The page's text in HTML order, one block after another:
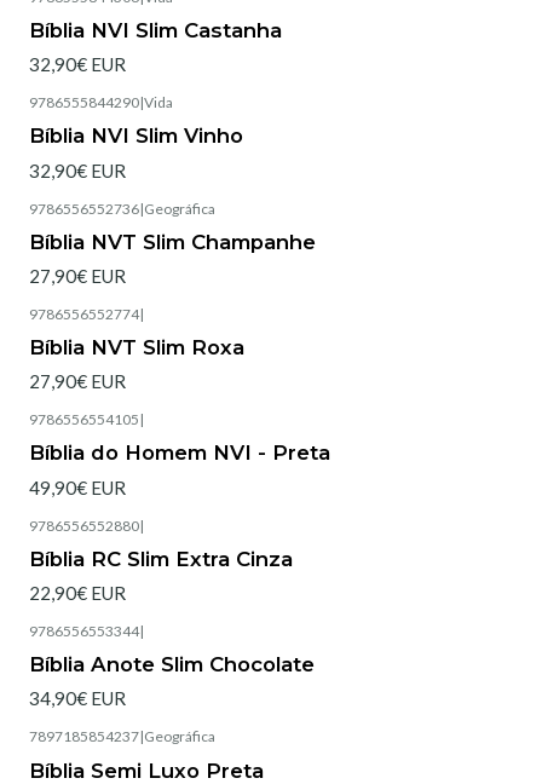
Bíblia NVI Slim Castanha
32,90€ EUR
9786555844290|Vida
Bíblia NVI Slim Vinho
32,90€ EUR
9786556552736|Geográfica
Bíblia NVT Slim Champanhe
27,90€ EUR
9786556552774|
Bíblia NVT Slim Roxa
27,90€ EUR
9786556554105 |
Bíblia do Homem NVI - Preta
49,90€ EUR
9786556552880|
Bíblia RC Slim Extra Cinza
22,90€ EUR
9786556553344|
Bíblia Anote Slim Chocolate
34,90€ EUR
7897185854237|Geográfica
Bíblia Semi Luxo Preta